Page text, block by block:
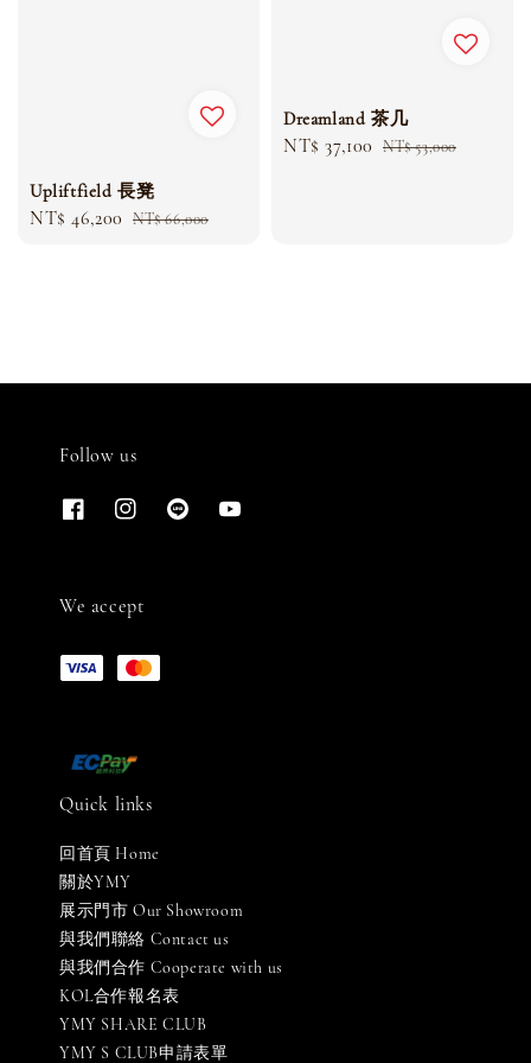
Upliftfield 長凳
Sale
NT$ 46,200 Regular
NT$ 66,000
Dreamland 茶几
Sale
NT$ 37,100 Regular
NT$ 53,000
Follow us
We accept
Quick links
回首頁 Home
關於YMY
展示門市 Our Showroom
與我們聯絡 Contact us
與我們合作 Cooperate with us
KOL合作報名表
YMY SHARE CLUB
YMY S CLUB申請表單